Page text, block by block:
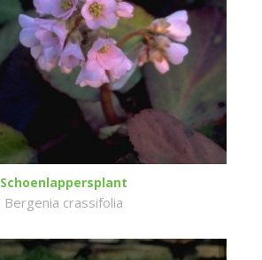
Schoenlappersplant
Bergenia crassifolia